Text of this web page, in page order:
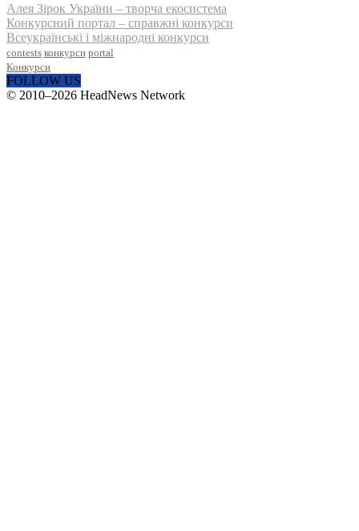
Алея Зірок України – творча екосистема
Конкурсний портал – справжні конкурси
Всеукраїнські і міжнародні конкурси
contests конкурси portal
Конкурси
FOLLOW US
© 2010–2026 HeadNews Network